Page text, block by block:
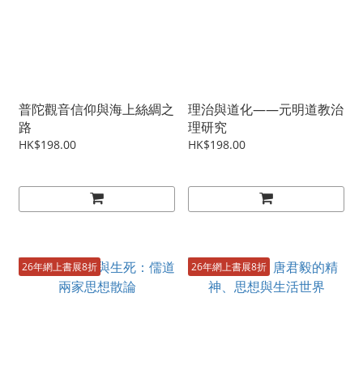
普陀觀音信仰與海上絲綢之
路
HK$198.00
理治與道化——元明道教治
理研究
HK$198.00
26年網上書展8折 26年網上書展8折